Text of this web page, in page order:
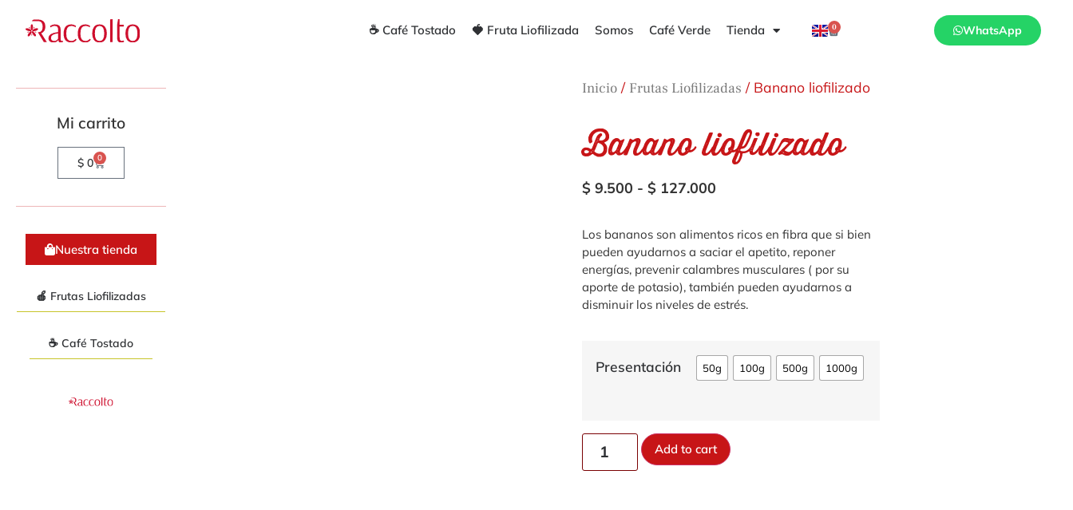
☕ Café Tostado 🍓 Fruta Liofilizada Somos Café Verde Tienda 0 WhatsApp
Mi carrito
$ 0 0
Nuestra tienda
🍎 Frutas Liofilizadas
☕ Café Tostado
Inicio / Frutas Liofilizadas / Banano liofilizado
Banano liofilizado
$ 9.500 - $ 127.000
Los bananos son alimentos ricos en fibra que si bien
pueden ayudarnos a saciar el apetito, reponer
energías, prevenir calambres musculares ( por su
aporte de potasio), también pueden ayudarnos a
disminuir los niveles de estrés.
Presentación 50g 100g 500g 1000g
Add to cart